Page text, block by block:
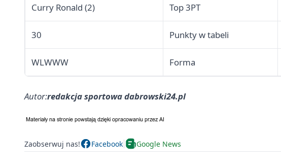
Curry Ronald (2) Top 3PT
30 Punkty w tabeli
WLWWW Forma
Autor:redakcja sportowa dabrowski24.pl
Zaobserwuj nas! Facebook Google News